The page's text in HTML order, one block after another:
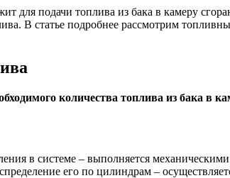
для подачи топлива из бака в камеру
В статье подробнее рассмотрим
количества топлива из бака в
в системе – выполняется
его по цилиндрам –